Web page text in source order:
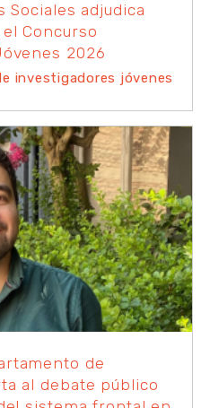
Sociales adjudica
Concurso
2026
investigadores jóvenes
de
al debate público